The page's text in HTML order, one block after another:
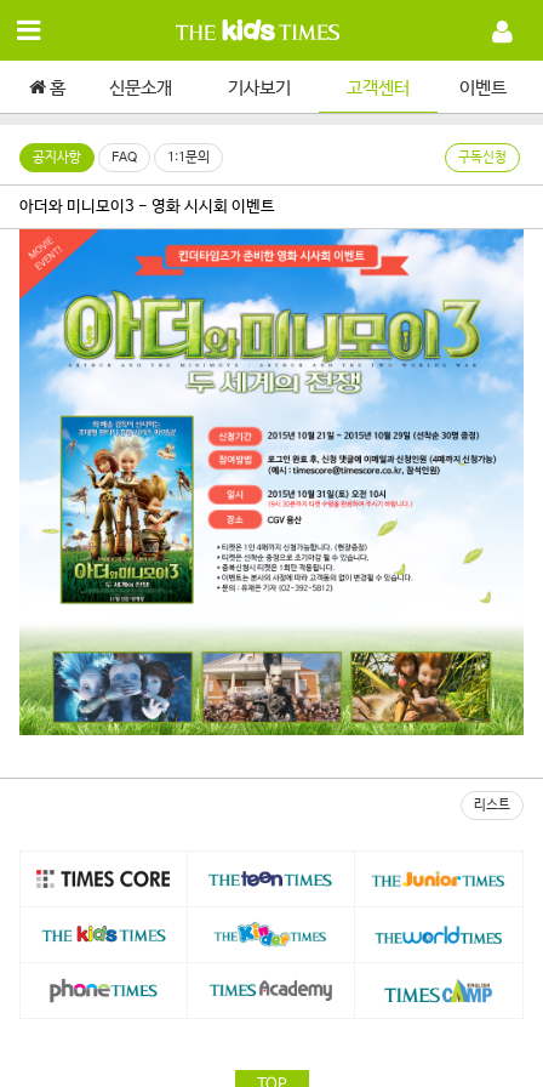
홈 신문소개 기사보기 고객센터 이벤트
공지사항 FAQ 1:1문의 구독신청
아더와 미니모이3 - 영화 시시회 이벤트
리스트